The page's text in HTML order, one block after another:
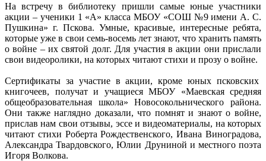
На встречу в библиотеку пришли самые юные участники
акции – ученики 1 «А» класса МБОУ «СОШ №9 имени А. С.
Пушкина» г. Пскова. Умные, красивые, интересные ребята,
которые уже в свои семь-восемь лет знают, что хранить память
о войне – их святой долг. Для участия в акции они прислали
свои видеоролики, на которых читают стихи и прозу о войне.
Сертификаты за участие в акции, кроме юных псковских
книгочеев, получат и учащиеся МБОУ «Маевская средняя
общеобразовательная школа» Новосокольнического района.
Они также наглядно доказали, что помнят и знают о войне,
прислав нам свои отзывы, эссе и видеоматериалы, на которых
читают стихи Роберта Рождественского, Ивана Виноградова,
Александра Твардовского, Юлии Друниной и местного поэта
Игоря Волкова.